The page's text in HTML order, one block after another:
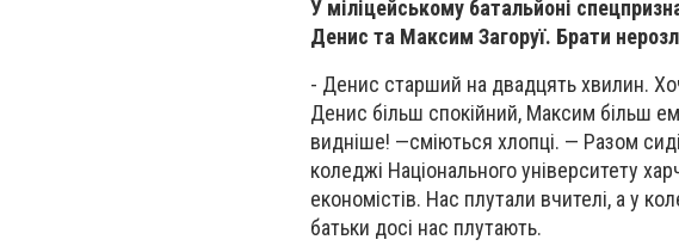
У міліцейському батальйоні
Денис та Максим Загоруї. Брати
- Денис старший на двадцять хвилин.
Денис більш спокійний, Максим більш
видніше! —сміються хлопці. — Разом
коледжі Національного університету
економістів. Нас плутали вчителі, а у
батьки досі нас плутають.